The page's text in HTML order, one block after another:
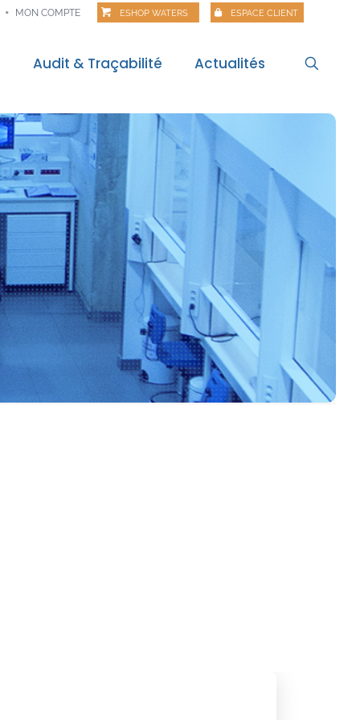
MON COMPTE ESHOP WATERS ESPACE CLIENT
Audit & Traçabilité Actualités
Actualités
Veille règlementaire
Bilan règlementaire
Les Matinales
Alertes alimentaires
Webinaires
Food Risk
Polar Pod